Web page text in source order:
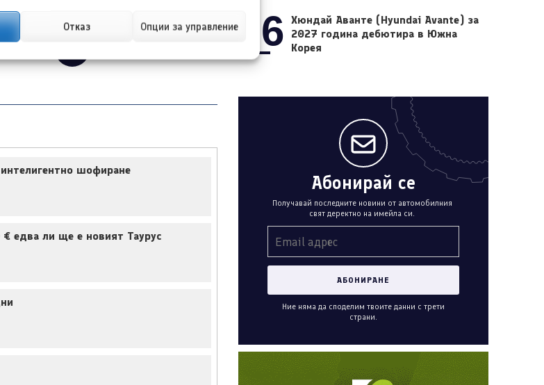
Отказ Опции за управление
коли втора употеба
шофиране
едва ли ще е новият Таурус
06 Хюндай Аванте (Hyundai Avante) за
2027 година дебютира в Южна
Корея
Абонирай се
Получавай последните новини от автомобилния
свят деректно на имейла си.
Ние няма да споделим твоите данни с трети
страни.